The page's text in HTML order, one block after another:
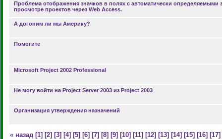
Проблема отображения значков в полях с автоматически определяемыми
просмотре проектов через Web Access.
А догоним ли мы Америку?
Помогите
Microsoft Project 2002 Professional
Не могу войти на Project Server 2003 из Project 2003
Организация утверждения назначений
« назад [1] [2] [3] [4] [5] [6] [7] [8] [9] [10] [11] [12] [13] [14] [15] [16] [17]